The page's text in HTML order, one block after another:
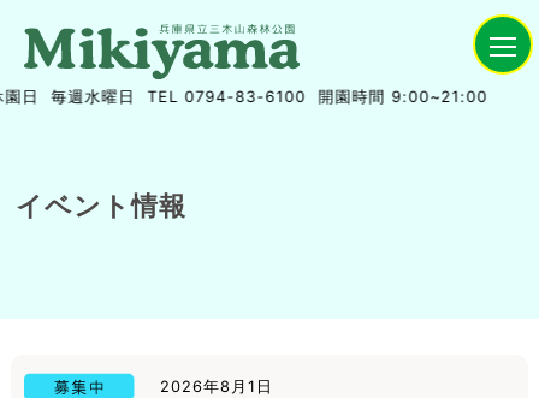
毎週水曜日 TEL 0794-83-6100 開園時間 9:00~21:00
イベント情報
2026年8月1日